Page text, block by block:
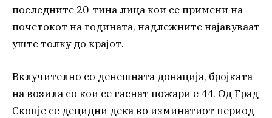
последните 20-тина лица кои се примени на
почетокот на годината, надлежните најавуваат
уште толку до крајот.
Вклучително со денешната донација, бројката
на возила со кои се гаснат пожари е 44. Од Град
Скопје се децидни дека во изминатиот период